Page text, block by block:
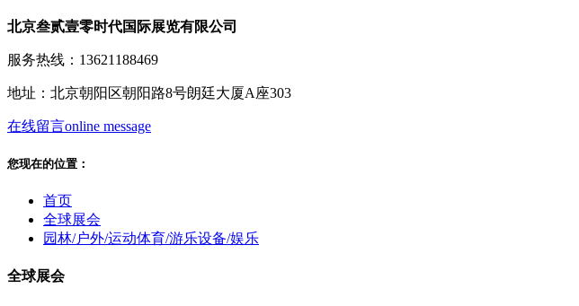
北京叁贰壹零时代国际展览有限公司
服务热线：13621188469
地址：北京朝阳区朝阳路8号朗廷大厦A座303
在线留言online message
您现在的位置：
首页
全球展会
园林/户外/运动体育/游乐设备/娱乐
全球展会